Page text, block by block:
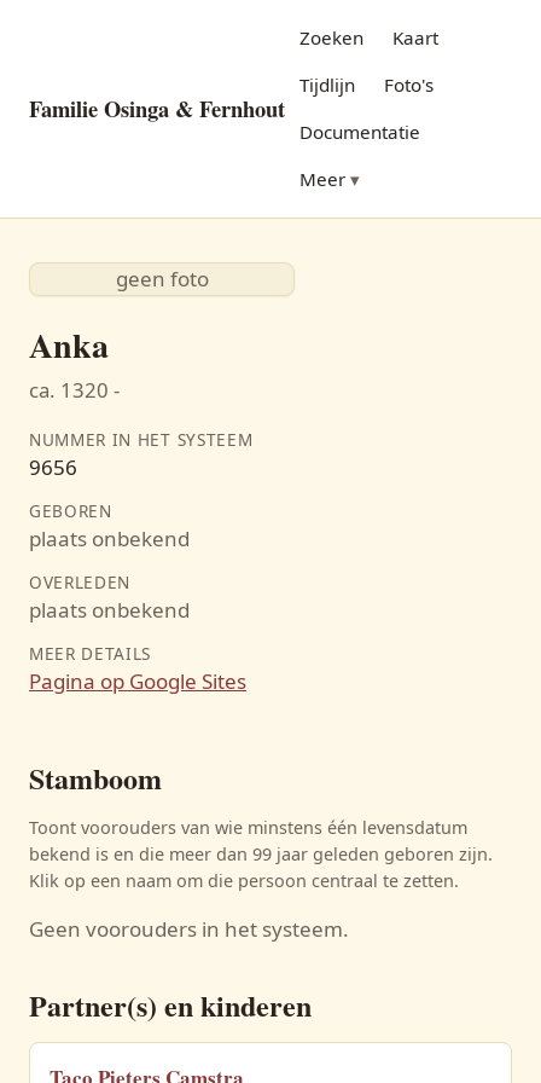
Familie Osinga & Fernhout
Zoeken
Kaart
Tijdlijn
Foto's
Documentatie
Meer
geen foto
Anka
ca. 1320 -
NUMMER IN HET SYSTEEM
9656
GEBOREN
plaats onbekend
OVERLEDEN
plaats onbekend
MEER DETAILS
Pagina op Google Sites
Stamboom
Toont voorouders van wie minstens één levensdatum
bekend is en die meer dan 99 jaar geleden geboren zijn.
Klik op een naam om die persoon centraal te zetten.
Geen voorouders in het systeem.
Partner(s) en kinderen